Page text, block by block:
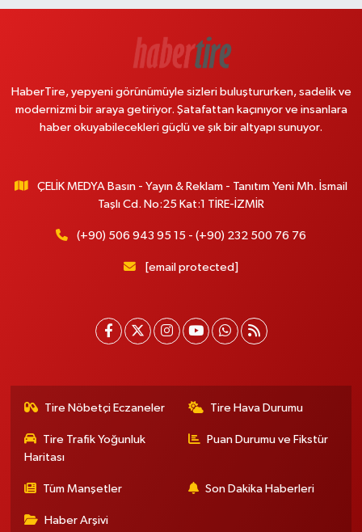
HaberTire, yepyeni görünümüyle sizleri buluştururken, sadelik ve
modernizmi bir araya getiriyor. Şatafattan kaçınıyor ve insanlara
haber okuyabilecekleri güçlü ve şık bir altyapı sunuyor.
ÇELİK MEDYA Basın - Yayın & Reklam - Tanıtım Yeni Mh. İsmail
Taşlı Cd. No:25 Kat:1 TİRE-İZMİR
(+90) 506 943 95 15 - (+90) 232 500 76 76
[email protected]
Tire Nöbetçi Eczaneler Tire Hava Durumu
Tire Trafik Yoğunluk
Haritası
Puan Durumu ve Fikstür
Tüm Manşetler Son Dakika Haberleri
Haber Arşivi